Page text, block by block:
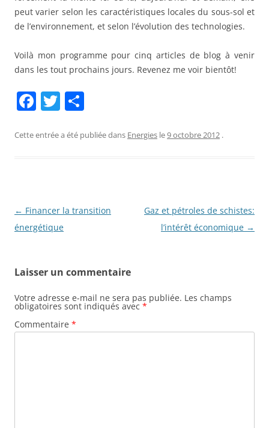
peut varier selon les caractéristiques locales du sous-sol et
de l’environnement, et selon l’évolution des technologies.
Voilà mon programme pour cinq articles de blog à venir
dans les tout prochains jours. Revenez me voir bientôt!
F
c
o
k
T
itt ta
Cette entrée a été publiée dans Energies le9 octobre 2012 .
Navigation
des
← Financer la transition
énergétique
Gaz et pétroles de schistes:
l’intérêt économique →
Laisser un commentaire
Votre adresse e-mail ne sera pas publiée. Les champs
obligatoires sont indiqués avec *
Commentaire *